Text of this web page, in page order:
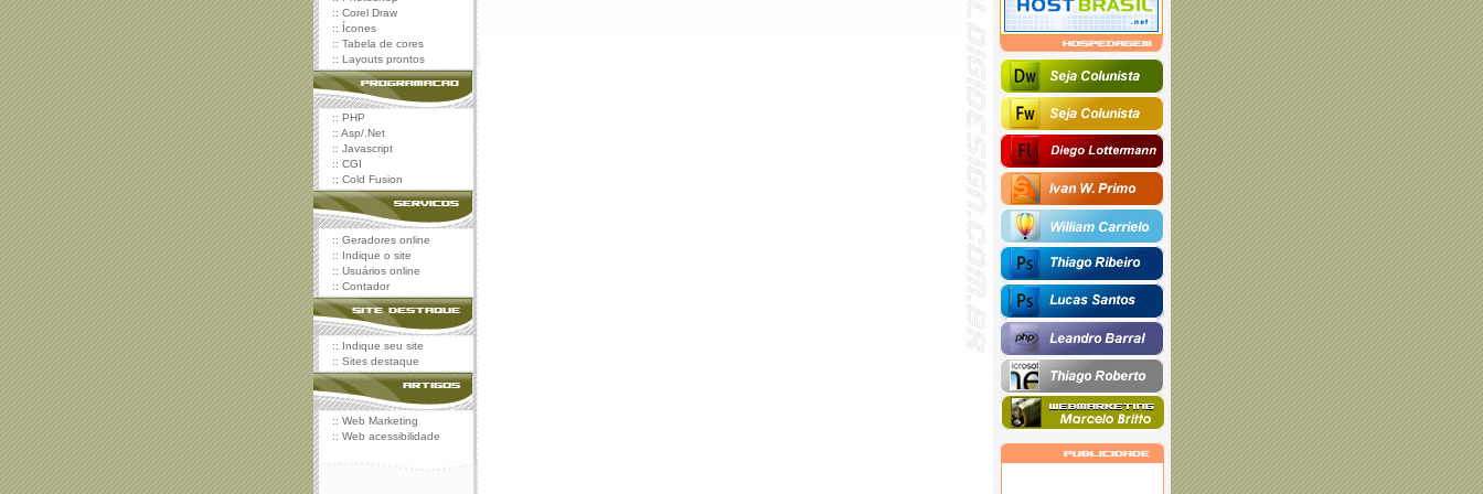
:: Corel Draw
:: Ícones
:: Tabela de cores
:: Layouts prontos
:: PHP
:: Asp/.Net
:: Javascript
:: CGI
:: Cold Fusion
:: Geradores online
:: Indique o site
:: Usuários online
:: Contador
:: Indique seu site
:: Sites destaque
:: Web Marketing
:: Web acessibilidade